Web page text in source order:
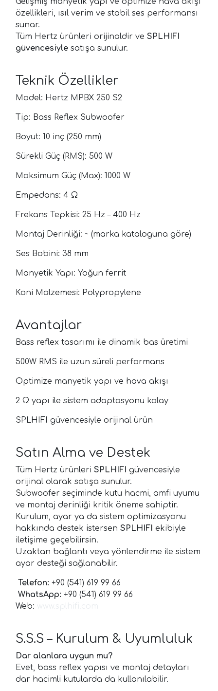
özellikleri, ısıl verim ve stabil ses performansı
sunar.
Tüm Hertz ürünleri orijinaldir ve SPLHIFI
güvencesiyle satışa sunulur.
Teknik Özellikler
Model: Hertz MPBX 250 S2
Tip: Bass Reflex Subwoofer
Boyut: 10 inç (250 mm)
Sürekli Güç (RMS): 500 W
Maksimum Güç (Max): 1000 W
Empedans: 4 Ω
Frekans Tepkisi: 25 Hz – 400 Hz
Montaj Derinliği: ~ (marka kataloguna göre)
Ses Bobini: 38 mm
Manyetik Yapı: Yoğun ferrit
Koni Malzemesi: Polypropylene
Avantajlar
Bass reflex tasarımı ile dinamik bas üretimi
500W RMS ile uzun süreli performans
Optimize manyetik yapı ve hava akışı
2 Ω yapı ile sistem adaptasyonu kolay
SPLHIFI güvencesiyle orijinal ürün
Satın Alma ve Destek
Tüm Hertz ürünleri SPLHIFI güvencesiyle
orijinal olarak satışa sunulur.
Subwoofer seçiminde kutu hacmi, amfi uyumu
ve montaj derinliği kritik öneme sahiptir.
Kurulum, ayar ya da sistem optimizasyonu
hakkında destek istersen SPLHIFI ekibiyle
iletişime geçebilirsin.
Uzaktan bağlantı veya yönlendirme ile sistem
ayar desteği sağlanabilir.
Telefon: +90 (541) 619 99 66
WhatsApp: +90 (541) 619 99 66
Web:
S.S.S – Kurulum & Uyumluluk
Dar alanlara uygun mu?
Evet, bass reflex yapısı ve montaj detayları
dar hacimli kutularda da kullanılabilir.